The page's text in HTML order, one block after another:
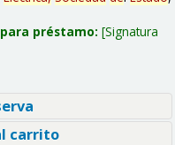
préstamo: Signatura
carrito